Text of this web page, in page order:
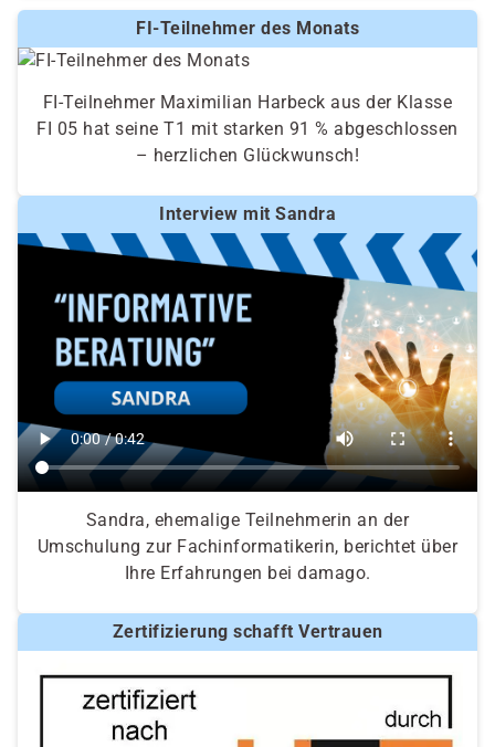
FI-Teilnehmer des Monats
FI-Teilnehmer Maximilian Harbeck aus der Klasse
FI 05 hat seine T1 mit starken 91 % abgeschlossen
– herzlichen Glückwunsch!
Interview mit Sandra
Sandra, ehemalige Teilnehmerin an der
Umschulung zur Fachinformatikerin, berichtet über
Ihre Erfahrungen bei damago.
Zertifizierung schafft Vertrauen